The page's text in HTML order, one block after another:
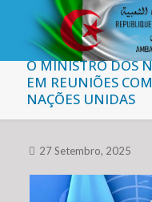
O MINISTRO DOS
EM REUNIÕES
NAÇÕES UNIDAS
27 Setembro, 2025